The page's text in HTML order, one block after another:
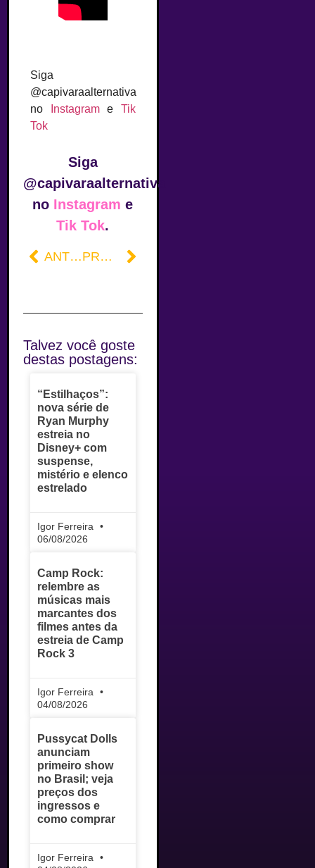
Siga
@capivaraalternativa
no
Instagrame Tik
Tok
Siga
@capivaraalternativa
no Instagram e
Tik Tok.
ANTERIOR PRÓXIMO
Talvez você goste
destas postagens:
“Estilhaços”:
nova série de
Ryan Murphy
estreia no
Disney+ com
suspense,
mistério e elenco
estrelado
Igor Ferreira
06/08/2026
Camp Rock:
relembre as
músicas mais
marcantes dos
filmes antes da
estreia de Camp
Rock 3
Igor Ferreira
04/08/2026
Pussycat Dolls
anunciam
primeiro show
no Brasil; veja
preços dos
ingressos e
como comprar
Igor Ferreira